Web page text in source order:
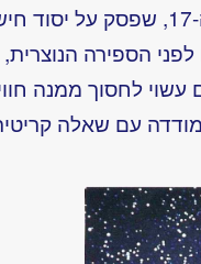
ג׳מס אושר, ארכיבישוף אירי מהמאה ה-17, שפסק
עם שאלה